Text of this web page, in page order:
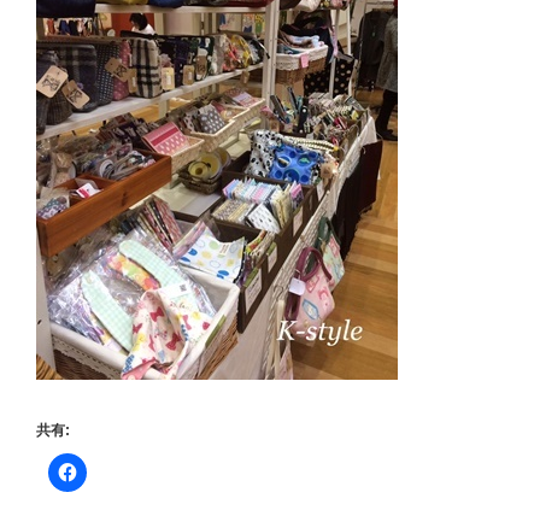
共有: